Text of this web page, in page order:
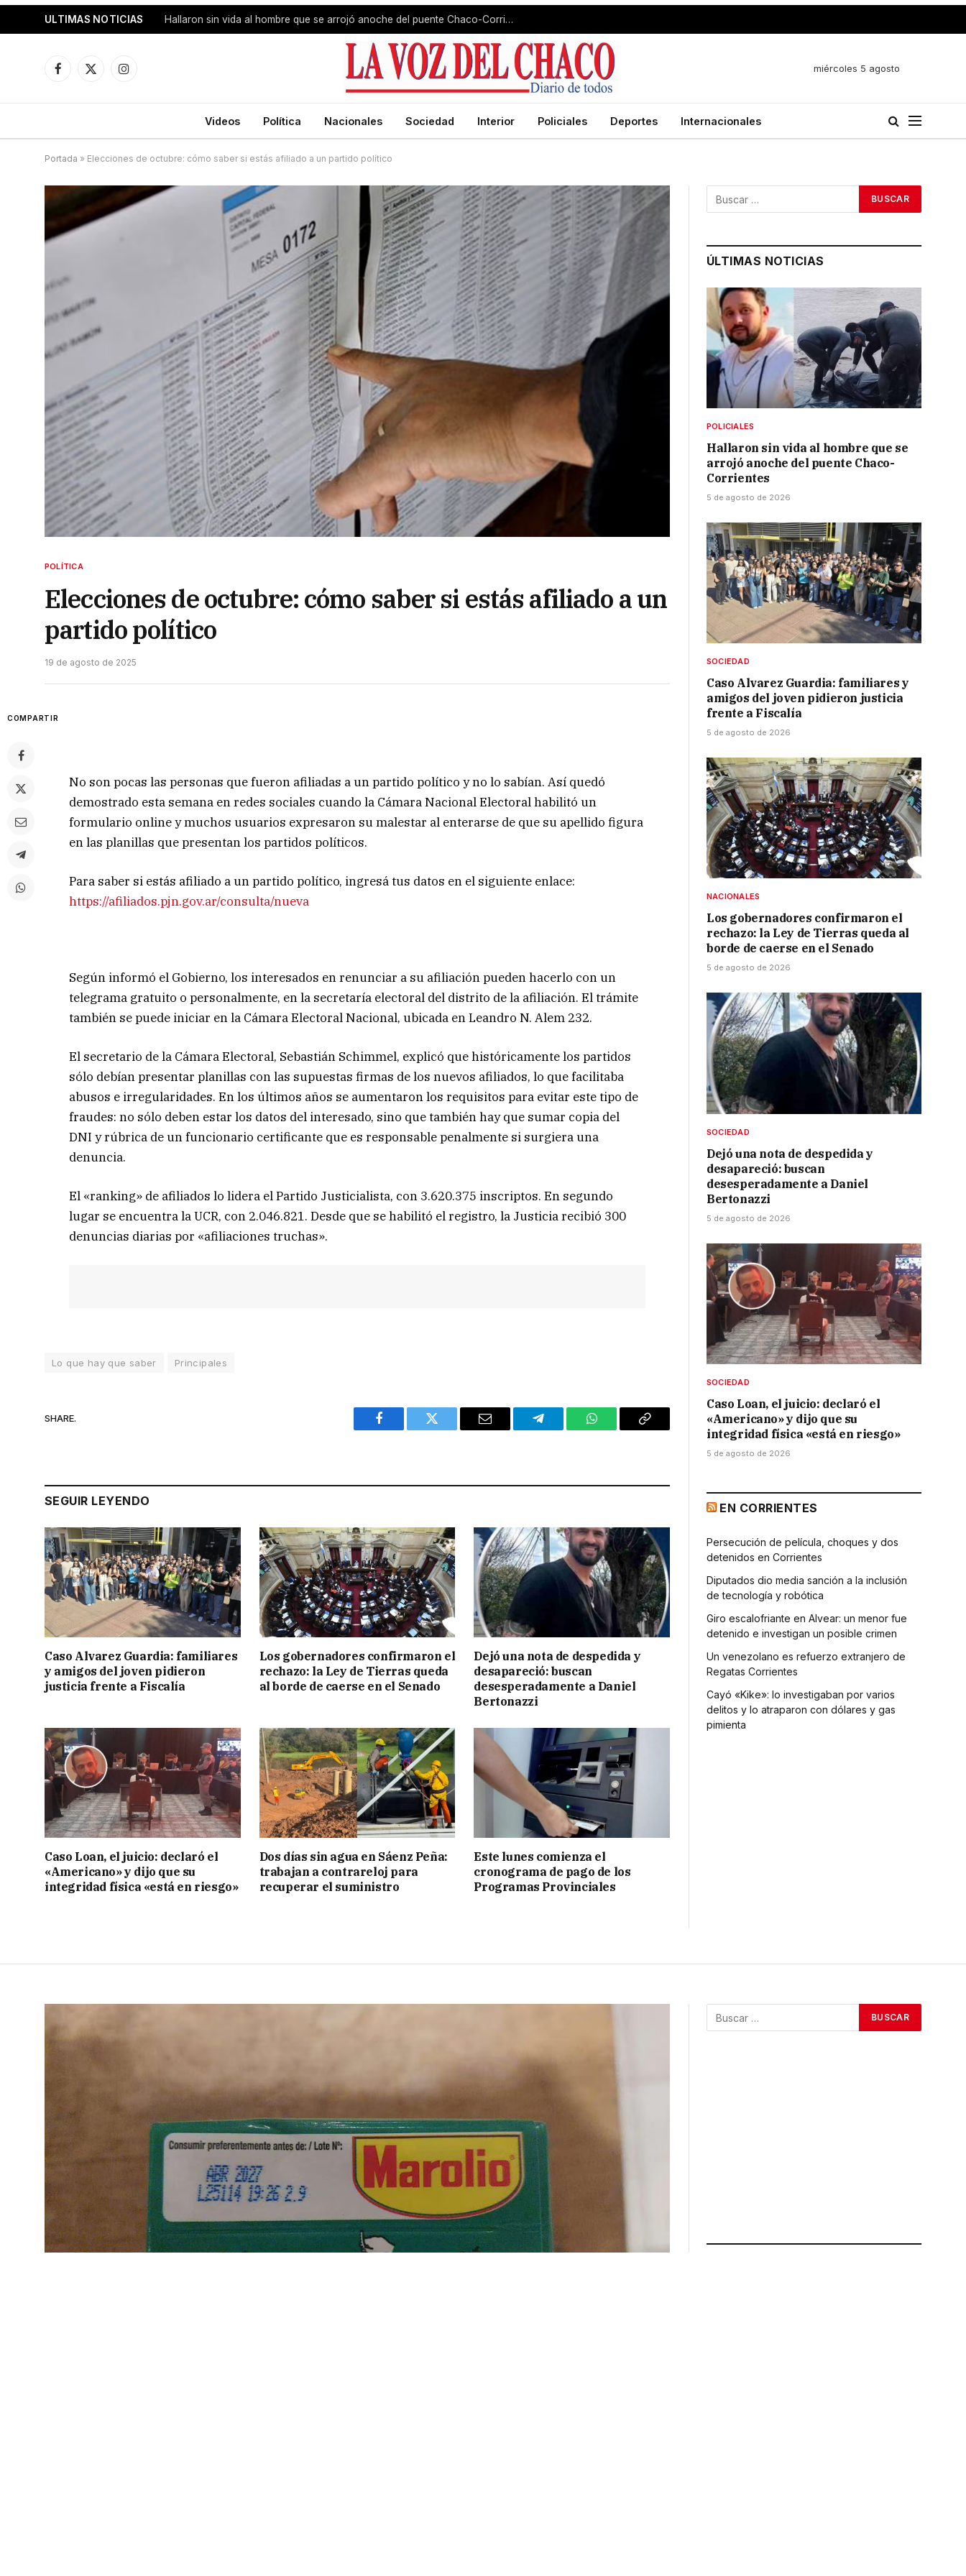
ULTIMAS NOTICIAS Hallaron sin vida al hombre que se arrojó anoche del puente Chaco-Corrientes
Facebook
X
Instagram
miércoles 5 agosto
Videos Política Nacionales Sociedad Interior Policiales Deportes Internacionales
Portada » Elecciones de octubre: cómo saber si estás afiliado a un partido político
POLÍTICA
Elecciones de octubre: cómo saber si estás afiliado a un
partido político
19 de agosto de 2025
COMPARTIR
No son pocas las personas que fueron afiliadas a un partido político y no lo sabían. Así quedó
demostrado esta semana en redes sociales cuando la Cámara Nacional Electoral habilitó un
formulario online y muchos usuarios expresaron su malestar al enterarse de que su apellido figura
en las planillas que presentan los partidos políticos.
Para saber si estás afiliado a un partido político, ingresá tus datos en el siguiente enlace:
https://afiliados.pjn.gov.ar/consulta/nueva
Según informó el Gobierno, los interesados en renunciar a su afiliación pueden hacerlo con un
telegrama gratuito o personalmente, en la secretaría electoral del distrito de la afiliación. El trámite
también se puede iniciar en la Cámara Electoral Nacional, ubicada en Leandro N. Alem 232.
El secretario de la Cámara Electoral, Sebastián Schimmel, explicó que históricamente los partidos
sólo debían presentar planillas con las supuestas firmas de los nuevos afiliados, lo que facilitaba
abusos e irregularidades. En los últimos años se aumentaron los requisitos para evitar este tipo de
fraudes: no sólo deben estar los datos del interesado, sino que también hay que sumar copia del
DNI y rúbrica de un funcionario certificante que es responsable penalmente si surgiera una
denuncia.
El «ranking» de afiliados lo lidera el Partido Justicialista, con 3.620.375 inscriptos. En segundo
lugar se encuentra la UCR, con 2.046.821. Desde que se habilitó el registro, la Justicia recibió 300
denuncias diarias por «afiliaciones truchas».
Lo que hay que saber Principales
SHARE.
Facebook Twitter Email Telegram WhatsAppCopy
SEGUIR LEYENDO
Caso Alvarez Guardia: familiares
y amigos del joven pidieron
justicia frente a Fiscalía
Los gobernadores confirmaron el
rechazo: la Ley de Tierras queda
al borde de caerse en el Senado
Dejó una nota de despedida y
desapareció: buscan
desesperadamente a Daniel
Bertonazzi
Caso Loan, el juicio: declaró el
«Americano» y dijo que su
integridad física «está en riesgo»
Dos días sin agua en Sáenz Peña:
trabajan a contrareloj para
recuperar el suministro
Este lunes comienza el
cronograma de pago de los
Programas Provinciales
ÚLTIMAS NOTICIAS
POLICIALES
Hallaron sin vida al hombre que se
arrojó anoche del puente Chaco-
Corrientes
5 de agosto de 2026
SOCIEDAD
Caso Alvarez Guardia: familiares y
amigos del joven pidieron justicia
frente a Fiscalía
5 de agosto de 2026
NACIONALES
Los gobernadores confirmaron el
rechazo: la Ley de Tierras queda al
borde de caerse en el Senado
5 de agosto de 2026
SOCIEDAD
Dejó una nota de despedida y
desapareció: buscan
desesperadamente a Daniel
Bertonazzi
5 de agosto de 2026
SOCIEDAD
Caso Loan, el juicio: declaró el
«Americano» y dijo que su
integridad física «está en riesgo»
5 de agosto de 2026
EN CORRIENTES
Persecución de película, choques y dos
detenidos en Corrientes
Diputados dio media sanción a la inclusión
de tecnología y robótica
Giro escalofriante en Alvear: un menor fue
detenido e investigan un posible crimen
Un venezolano es refuerzo extranjero de
Regatas Corrientes
Cayó «Kike»: lo investigaban por varios
delitos y lo atraparon con dólares y gas
pimienta